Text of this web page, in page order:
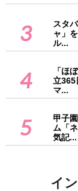
3
スタ
ャ」
ル...
4
「ほ
立365
マ...
5
甲子
ム「
気記...
イ